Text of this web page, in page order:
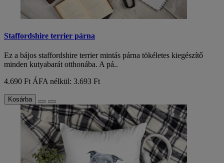
Staffordshire terrier párna
Ez a bájos staffordshire terrier mintás párna tökéletes kiegészítő
minden kutyabarát otthonába. A pá..
4.690 Ft ÁFA nélkül: 3.693 Ft
Kosárba